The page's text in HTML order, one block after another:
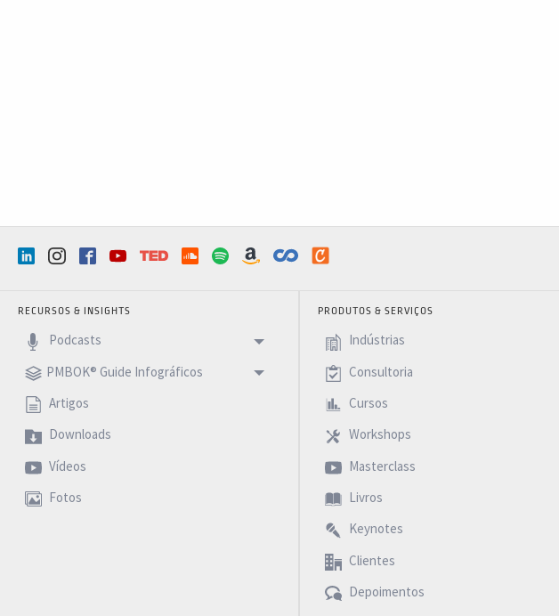
RECURSOS & INSIGHTS
Podcasts
PMBOK® Guide Infográficos
Artigos
Downloads
Vídeos
Fotos
PRODUTOS & SERVIÇOS
Indústrias
Consultoria
Cursos
Workshops
Masterclass
Livros
Keynotes
Clientes
Depoimentos